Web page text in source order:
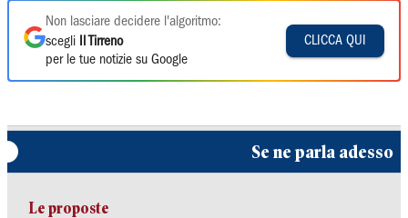
Non lasciare decidere l'algoritmo:
scegli
Il Tirreno
per le tue notizie su Google
CLICCA QUI
Se ne parla adesso
Le proposte